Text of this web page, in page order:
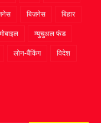
बिज़नेस
बिहार
मोबाइल
म्‍युचुअल फंड
लोन-बैंकिंग
विदेश